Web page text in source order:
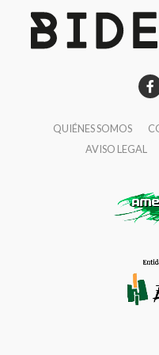
sentido?Desde la
realizamos incidencia
transparentes y que
evaluados y
accesible. Estamos
en los planes
humanización
personas con cáncer.
¿Cuáles son los
Desde
contamos con un
QUIÉNES SOMOS
AVISO LEGAL